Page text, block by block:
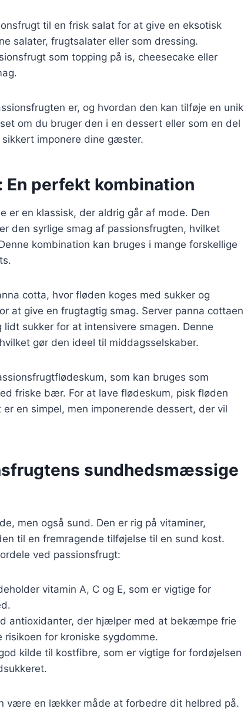
til en frisk salat for at give en eksotisk
salater, frugtsalater eller som dressing.
som topping på is, cheesecake eller
er, og hvordan den kan tilføje en unik
om du bruger den i en dessert eller som en del
imponere dine gæster.
perfekt kombination
er en klassisk, der aldrig går af mode. Den
den syrlige smag af passionsfrugten, hvilket
kombination kan bruges i mange forskellige
cotta, hvor fløden koges med sukker og
at give en frugtagtig smag. Server panna cottaen
sukker for at intensivere smagen. Denne
gør den ideel til middagsselskaber.
som kan bruges som
friske bær. For at lave flødeskum, pisk fløden
en simpel, men imponerende dessert, der vil
sundhedsmæssige
men også sund. Den er rig på vitaminer,
til en fremragende tilføjelse til en sund kost.
ved passionsfrugt:
vitamin A, C og E, som er vigtige for
antioxidanter, der hjælper med at bekæmpe frie
for kroniske sygdomme.
kilde til kostfibre, som er vigtige for fordøjelsen
være en lækker måde at forbedre dit helbred på.